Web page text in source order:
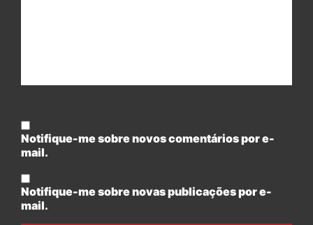
Notifique-me sobre novos comentários por e-
mail.
Notifique-me sobre novas publicações por e-
mail.